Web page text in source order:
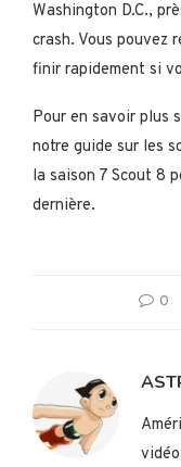
Washington D.C.,
crash. Vous pouvez
finir rapidement si
Pour en savoir plus
notre guide sur les
la saison 7 Scout 8
dernière.
0